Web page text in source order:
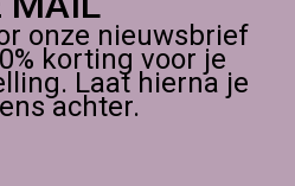
onze nieuwsbrief
korting voor je
Laat hierna je
achter.